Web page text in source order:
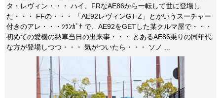
タ・レヴィン・・・ ハイ、FRなAE86から一転して世に登場し
た・・・ FFの・・・ 「AE92レヴィンGT-Z」とかいうスーチャー
付きのアレ・・・ｼﾗﾝｶﾞﾅ で、AE92をGETした某クルマ屋で・・・
初めての愛機の納車当日の出来事・・・ とあるAE86乗りの同年代
な方が登場しつつ・・・ 気がついたら・・・ ソノ ...